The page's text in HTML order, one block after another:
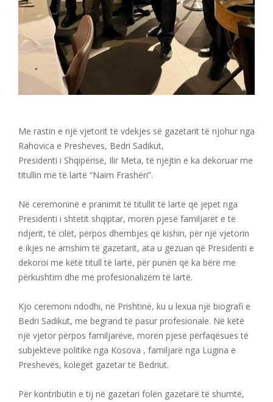
Me rastin e një vjetorit të vdekjes së gazetarit të njohur nga
Rahovica e Presheves, Bedri Sadikut,
Presidenti i Shqipërisë, Ilir Meta, të njëjtin e ka dekoruar me
titullin më të lartë “Naim Frashëri”.
Në ceremoninë e pranimit të titullit të lartë që jepet nga
Presidenti i shtetit shqiptar, morën pjesë familjarët e të
ndjerit, të cilët, përpos dhembjes që kishin, për një vjetorin
e ikjes në amshim të gazetarit, ata u gëzuan që Presidenti e
dekoroi me këtë titull të lartë, për punën që ka bërë me
përkushtim dhe me profesionalizëm të lartë.
Kjo ceremoni ndodhi, në Prishtinë, ku u lexua një biografi e
Bedri Sadikut, me begrand të pasur profesionale. Në këtë
një vjetor përpos familjarëve, morën pjesë përfaqësues të
subjekteve politike nga Kosova , familjarë nga Lugina e
Preshevës, kolegët gazetar të Bedriut.
Për kontributin e tij në gazetari folën gazetarë të shumtë,